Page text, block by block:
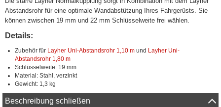
Abstandsrohr für eine optimale Wandabstützung Ihres Fahrgerüsts. Sie
können zwischen 19 mm und 22 mm Schlüsselweite frei wählen.
Details:
Zubehör für Layher Uni-Abstandsrohr 1,10 m und Layher Uni-
Abstandsrohr 1,80 m
Schlüsselweite: 19 mm
Material: Stahl, verzinkt
Gewicht: 1,3 kg
Beschreibung schließen